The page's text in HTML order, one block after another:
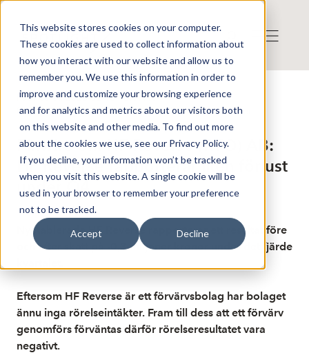
This website stores cookies on your computer.
These cookies are used to collect information about
how you interact with our website and allow us to
remember you. We use this information in order to
improve and customize your browsing experience
and for analytics and metrics about our visitors both
on this website and other media. To find out more
about the cookies we use, see our Privacy Policy.
If you decline, your information won’t be tracked
when you visit this website. A single cookie will be
used in your browser to remember your preference
not to be tracked.
Accept Decline
Publicerat: 2026-02-18 16:09:40
Detta är en nyhet från nyhetsbyrån FinwireDisclaimer
Finwire om HF Reverse (RTO) AB:
HF Reverse rapporterar liten förlust
under Q4
Nyetablerade HF Reverse rapporterar ett resultat före
och efter skatt på -0,3 miljoner kronor under det fjärde
Eftersom HF Reverse är ett förvärvsbolag har bolaget
ännu inga rörelseintäkter. Fram till dess att ett förvärv
genomförs förväntas därför rörelseresultatet vara
negativt.